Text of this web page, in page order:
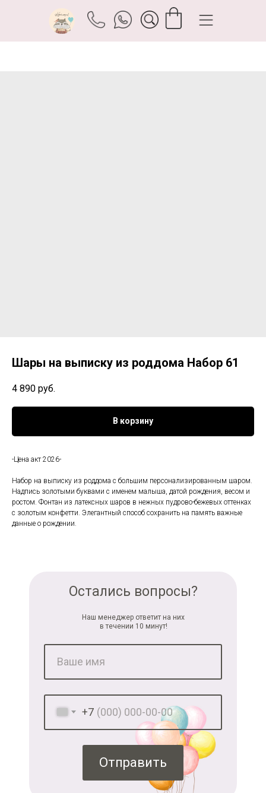
Шары на выписку из роддома Набор 61
4 890 руб.
В корзину
-Цена акт 2026-
Набор на выписку из роддома с большим персонализированным шаром.
Надпись золотыми буквами с именем малыша, датой рождения, весом и
ростом. Фонтан из латексных шаров в нежных пудрово-бежевых оттенках
с золотым конфетти. Элегантный способ сохранить на память важные
данные о рождении.
+7
Отправить
Остались вопросы?
Наш менеджер ответит на них
в течении 10 минут!